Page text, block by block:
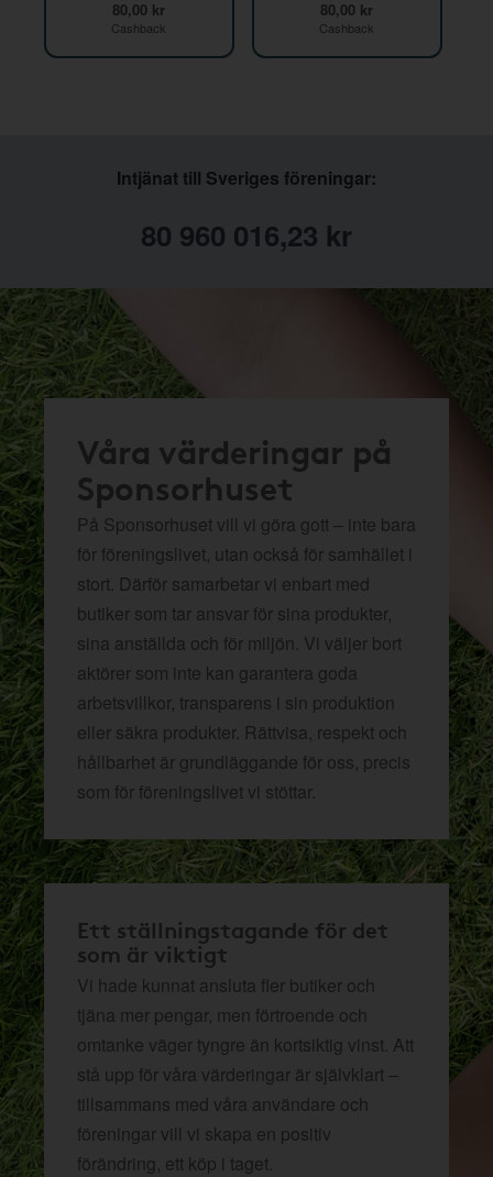
80,00 kr
Cashback
80,00 kr
Cashback
Intjänat till Sveriges föreningar:
80 960 016,23 kr
Våra värderingar på
Sponsorhuset
På Sponsorhuset vill vi göra gott – inte bara
för föreningslivet, utan också för samhället i
stort. Därför samarbetar vi enbart med
butiker som tar ansvar för sina produkter,
sina anställda och för miljön. Vi väljer bort
aktörer som inte kan garantera goda
arbetsvillkor, transparens i sin produktion
eller säkra produkter. Rättvisa, respekt och
hållbarhet är grundläggande för oss, precis
som för föreningslivet vi stöttar.
Ett ställningstagande för det
som är viktigt
Vi hade kunnat ansluta fler butiker och
tjäna mer pengar, men förtroende och
omtanke väger tyngre än kortsiktig vinst. Att
stå upp för våra värderingar är självklart –
tillsammans med våra användare och
föreningar vill vi skapa en positiv
förändring, ett köp i taget.